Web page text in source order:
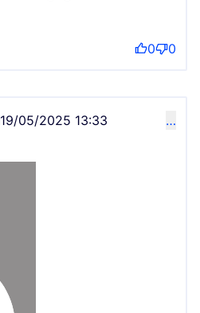
0 0
19/05/2025 13:33 …